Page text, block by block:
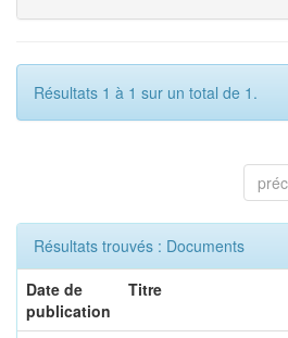
Résultats 1 à 1 sur un total de 1.
Résultats trouvés : Documents
Date de
publication
Titre